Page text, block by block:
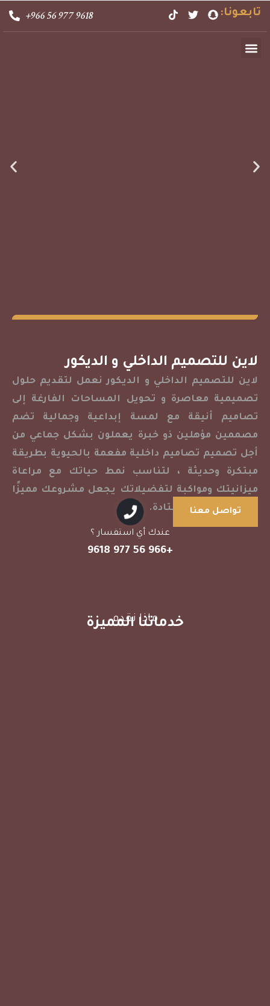
تابعونا: ⁦⁦+966 56 977 9618⁩
رؤيتك تتحول إلى
حقيقة
عندما يكون لديك تصميم داخلي مُميّز
ومُبتكر ..
تواصل معنا
لاين للتصميم الداخلي و الديكور
لاين للتصميم الداخلي و الديكور نعمل لتقديم حلول
تصميمية معاصرة و تحويل المساحات الفارغة إلى
تصاميم أنيقة مع لمسة إبداعية وجمالية تضم
مصممين مؤهلين ذو خبرة يعملون بشكل جماعي من
أجل تصميم تصاميم داخلية مفعمة بالحيوية بطريقة
مبتكرة وحديثة ، لتناسب نمط حياتك مع مراعاة
ميزانيتك ومواكبة لتفضيلاتك يجعل مشروعك مميزًا
عن المشاريع المعتادة.
تواصل معنا
عندك أي استفسار ؟
+966 56 977 9618⁩
ماذا نقدم
خدماتنا المميزة